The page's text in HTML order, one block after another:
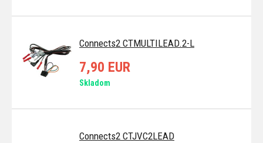
Connects2 CTMULTILEAD.2-L
7,90 EUR
Skladom
Connects2 CTJVC2LEAD